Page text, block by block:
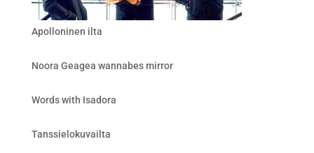
Apolloninen ilta
Noora Geagea wannabes mirror
Words with Isadora
Tanssielokuvailta